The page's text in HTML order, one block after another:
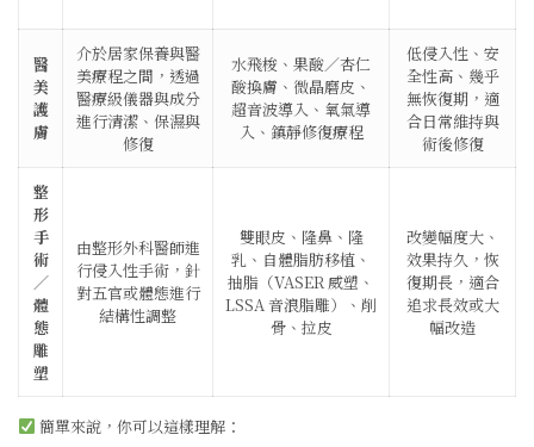
醫
美
護
膚
介於居家保養與醫
美療程之間，透過
醫療級儀器與成分
進行清潔、保濕與
修復
水飛梭、果酸／杏仁
酸換膚、微晶磨皮、
超音波導入、氧氣導
入、鎮靜修復療程
低侵入性、安
全性高、幾乎
無恢復期，適
合日常維持與
術後修復
整
形
手
術
／
體
態
雕
塑
由整形外科醫師進
行侵入性手術，針
對五官或體態進行
結構性調整
雙眼皮、隆鼻、隆
乳、自體脂肪移植、
抽脂（VASER 威塑、
LSSA 音浪脂雕）、削
骨、拉皮
改變幅度大、
效果持久，恢
復期長，適合
追求長效或大
幅改造
簡單來說，你可以這樣理解：